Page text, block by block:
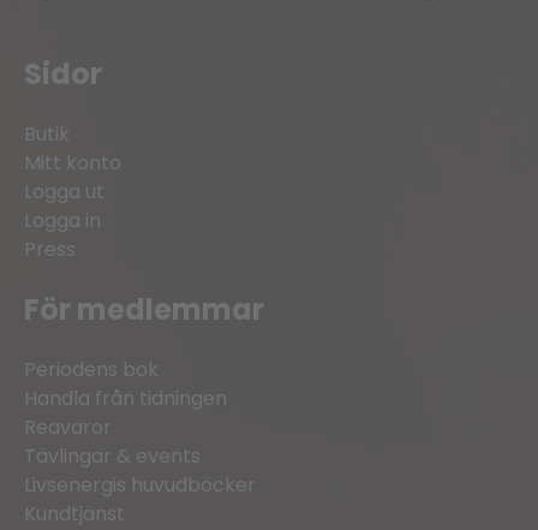
Sidor
Butik
Mitt konto
Logga ut
Logga in
Press
För medlemmar
Periodens bok
Handla från tidningen
Reavaror
Tävlingar & events
Livsenergis huvudböcker
Kundtjänst